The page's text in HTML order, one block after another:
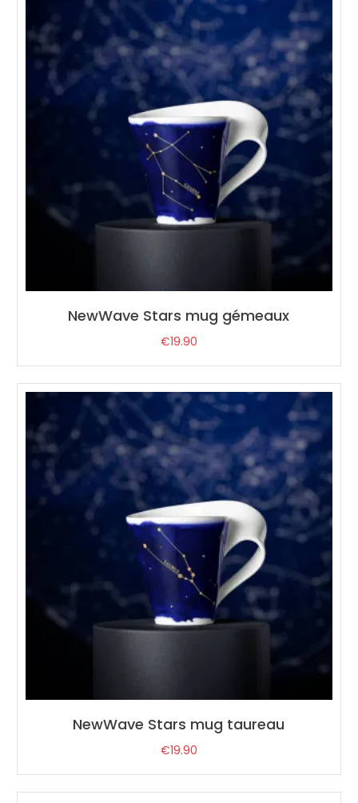
NewWave Stars mug gémeaux
€19.90
NewWave Stars mug taureau
€19.90